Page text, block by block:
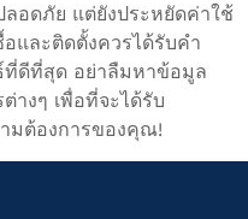
อดภัย แต่ยังประหยัดค่าใช้
อและติดตั้งควรได้รับคำ
ที่ดีที่สุด อย่าลืมหาข้อมูล
างๆ เพื่อที่จะได้รับ
มต้องการของคุณ!